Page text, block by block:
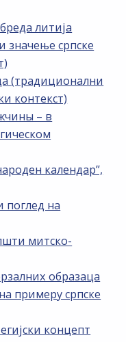
литија
значење српске
(традиционални
контекст)
– в
календар”,
на
митско-
образаца
примеру српске
концепт